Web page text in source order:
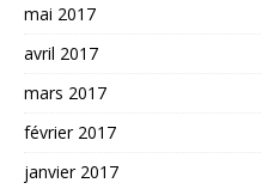
mai 2017
avril 2017
mars 2017
février 2017
janvier 2017